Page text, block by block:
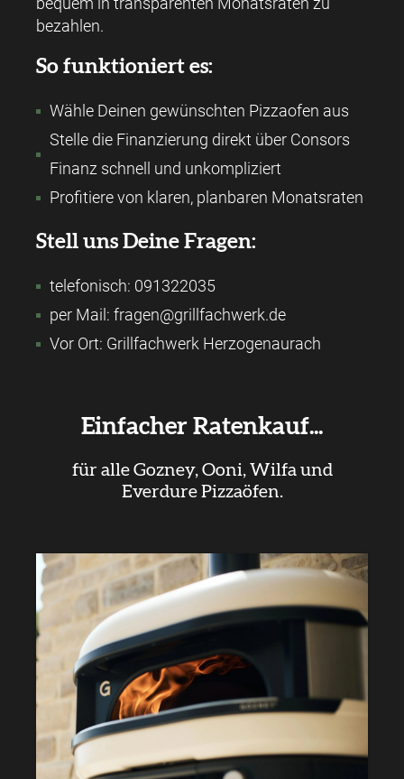
bezahlen.
So funktioniert es:
Wähle Deinen gewünschten Pizzaofen aus
Stelle die Finanzierung direkt über Consors
Finanz schnell und unkompliziert
Profitiere von klaren, planbaren Monatsraten
Stell uns Deine Fragen:
telefonisch: 091322035
per Mail: fragen@grillfachwerk.de
Vor Ort: Grillfachwerk Herzogenaurach
Einfacher Ratenkauf...
für alle Gozney, Ooni, Wilfa und
Everdure Pizzaöfen.